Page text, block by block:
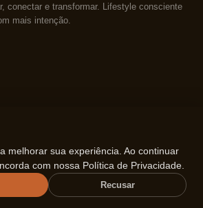
conectar e transformar. Lifestyle consciente
mais intenção.
melhorar sua experiência. Ao continuar
com nossa Política de Privacidade.
Recusar